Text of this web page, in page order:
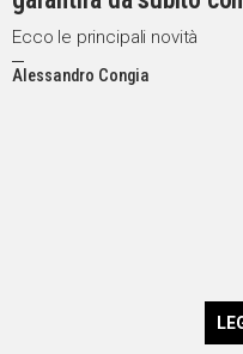
collegamenti dalla
Ecco le principali novità
Alessandro Congia